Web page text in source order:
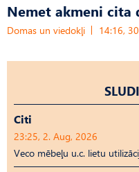
Nemet akmeni cita
Domas un viedokļi 14:16,
Citi
23:25, 2. Aug, 2026
Veco mēbeļu u.c. lietu